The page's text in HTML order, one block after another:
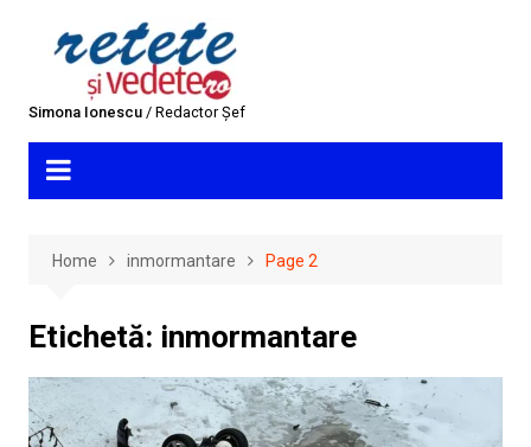
Simona Ionescu/ Redactor Șef
Home inmormantare Page 2
Etichetă: inmormantare